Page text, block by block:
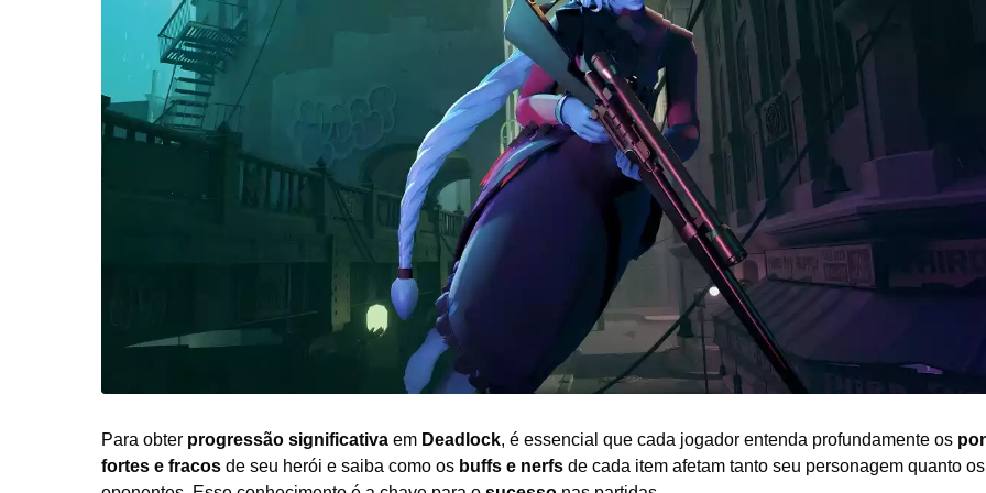
d
e
2
0
2
6
Para obter progressão significativa em Deadlock, é essencial que cada jogador entenda profundamente os
fortes e fracos de seu herói e saiba como os buffs e nerfs de cada item afetam tanto seu personagem quanto os